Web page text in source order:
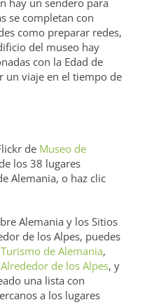
hay un sendero para
se completan con
como preparar redes,
del museo hay
con la Edad de
un viaje en el tiempo de
de Museo de
de los 38 lugares
Alemania, o haz clic
Alemania y los Sitios
de los Alpes, puedes
Turismo de Alemania,
de los Alpes, y
una lista con
a los lugares